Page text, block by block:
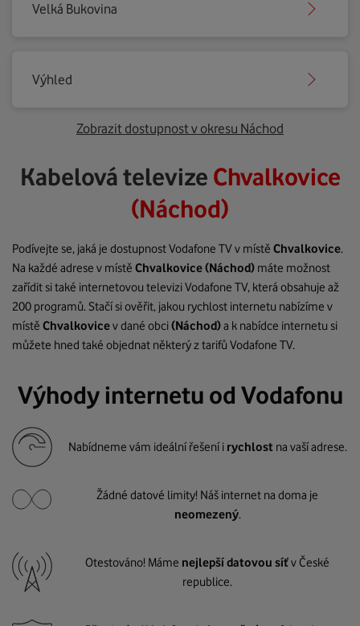
Velká Bukovina
Výhled
Zobrazit dostupnost v okresu Náchod
Kabelová televize Chvalkovice
(Náchod)
Podívejte se, jaká je dostupnost Vodafone TV v místě Chvalkovice.
Na každé adrese v místě Chvalkovice(Náchod) máte možnost
zařídit si také internetovou televizi Vodafone TV, která obsahuje až
200 programů. Stačí si ověřit, jakou rychlost internetu nabízíme v
místě Chvalkovicev dané obci(Náchod)a k nabídce internetu si
můžete hned také objednat některý z tarifů Vodafone TV.
Výhody internetu od Vodafonu
Nabídneme vám ideální řešení i rychlost na vaší adrese.
Žádné datové limity! Náš internet na doma je
neomezený.
Otestováno! Máme nejlepší datovou síťv České
republice.